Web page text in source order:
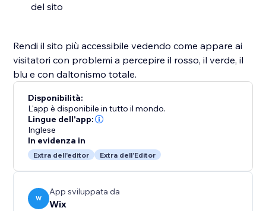
del sito
Rendi il sito più accessibile vedendo come appare ai
visitatori con problemi a percepire il rosso, il verde, il
blu e con daltonismo totale.
Disponibilità:
L'app è disponibile in tutto il mondo.
Lingue dell'app:
Inglese
In evidenza in
Extra dell'editor Extra dell'Editor
W
App sviluppata da
Wix